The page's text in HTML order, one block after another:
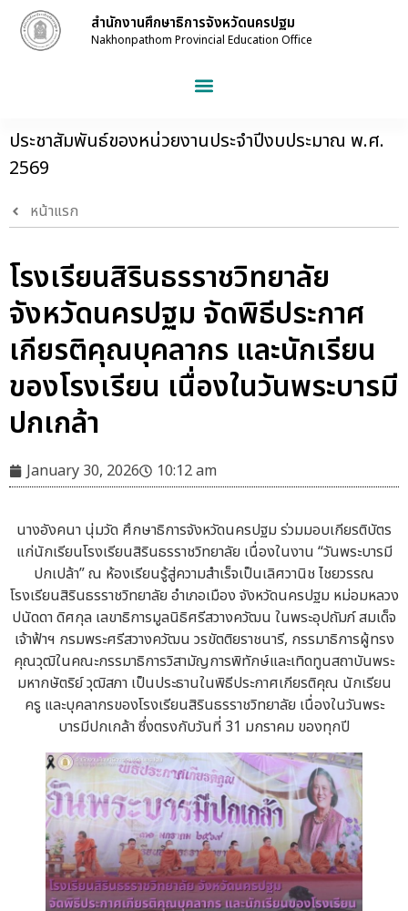
สำนักงานศึกษาธิการจังหวัดนครปฐม
Nakhonpathom Provincial Education Office
ประชาสัมพันธ์ของหน่วยงานประจำปีงบประมาณ พ.ศ.
2569
หน้าแรก
โรงเรียนสิรินธรราชวิทยาลัย
จังหวัดนครปฐม จัดพิธีประกาศ
เกียรติคุณบุคลากร และนักเรียน
ของโรงเรียน เนื่องในวันพระบารมี
ปกเกล้า
January 30, 2026 10:12 am
นางอังคนา นุ่มวัด ศึกษาธิการจังหวัดนครปฐม ร่วมมอบเกียรติบัตร
แก่นักเรียนโรงเรียนสิรินธรราชวิทยาลัย เนื่องในงาน “วันพระบารมี
ปกเปล้า” ณ ห้องเรียนรู้สู่ความสำเร็จเป็นเลิศวานิช ไชยวรรณ
โรงเรียนสิรินธรราชวิทยาลัย อำเภอเมือง จังหวัดนครปฐม หม่อมหลวง
ปนัดดา ดิศกุล เลขาธิการมูลนิธิศรีสวางควัฒน ในพระอุปถัมภ์ สมเด็จ
เจ้าฟ้าฯ กรมพระศรีสวางควัฒน วรขัตติยราชนารี, กรรมาธิการผู้ทรง
คุณวุฒิในคณะกรรมาธิการวิสามัญการพิทักษ์และเทิดทูนสถาบันพระ
มหากษัตริย์ วุฒิสภา เป็นประธานในพิธีประกาศเกียรติคุณ นักเรียน
ครู และบุคลากรของโรงเรียนสิรินธรราชวิทยาลัย เนื่องในวันพระ
บารมีปกเกล้า ซึ่งตรงกับวันที่ 31 มกราคม ของทุกปี